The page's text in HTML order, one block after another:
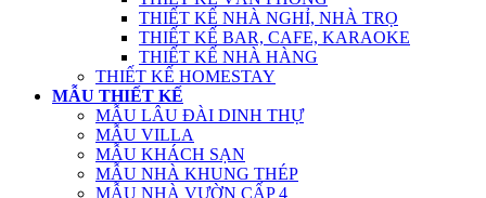
THIẾT KẾ NHÀ NGHỈ, NHÀ TRỌ
THIẾT KẾ BAR, CAFE, KARAOKE
THIẾT KẾ NHÀ HÀNG
THIẾT KẾ HOMESTAY
MẪU THIẾT KẾ
MẪU LÂU ĐÀI DINH THỰ
MẪU VILLA
MẪU KHÁCH SẠN
MẪU NHÀ KHUNG THÉP
MẪU NHÀ VƯỜN CẤP 4